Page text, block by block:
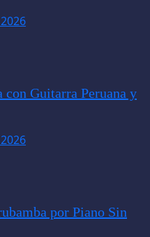
con Guitarra Peruana y
por Piano Sin